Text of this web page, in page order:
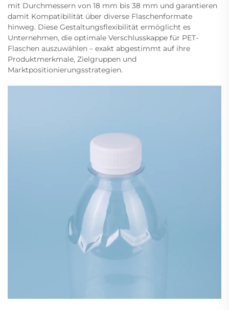
mit Durchmessern von 18 mm bis 38 mm und garantieren
damit Kompatibilität über diverse Flaschenformate
hinweg. Diese Gestaltungsflexibilität ermöglicht es
Unternehmen, die optimale Verschlusskappe für PET-
Flaschen auszuwählen – exakt abgestimmt auf ihre
Produktmerkmale, Zielgruppen und
Marktpositionierungsstrategien.